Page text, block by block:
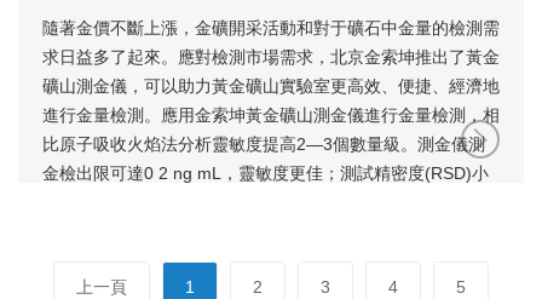
隨著金價不斷上漲，金礦開采活動和對于礦石中金量的檢測需
求日益多了起來。應對檢測市場需求，北京金索坤推出了黃金
礦山測金儀，可以助力黃金礦山實驗室更高效、便捷、經濟地
進行金量檢測。應用金索坤黃金礦山測金儀進行金量檢測，相
比原子吸收火焰法分析靈敏度提高2—3個數量級。測金儀測
金檢出限可達0 2 ng mL，靈敏度更佳；測試精密度(RSD)小
上一頁 1 2 3 4 5